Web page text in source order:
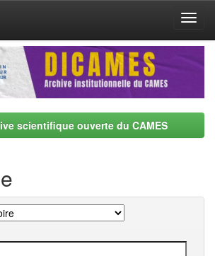
scientifique ouverte du CAMES